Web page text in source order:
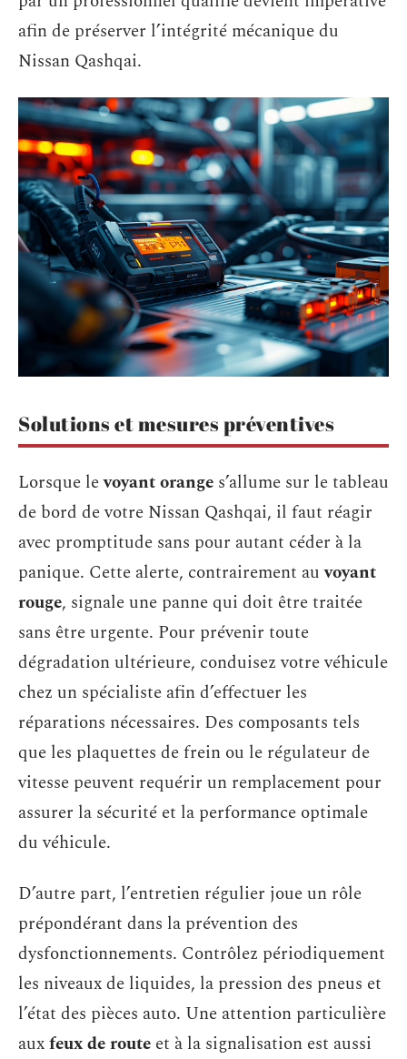
afin de préserver l’intégrité mécanique du
Nissan Qashqai.
Solutions et mesures préventives
Lorsque levoyant orange s’allume sur le tableau
de bord de votre Nissan Qashqai, il faut réagir
avec promptitude sans pour autant céder à la
panique. Cette alerte, contrairement auvoyant
rouge, signale une panne qui doit être traitée
sans être urgente. Pour prévenir toute
dégradation ultérieure, conduisez votre véhicule
chez un spécialiste afin d’effectuer les
réparations nécessaires. Des composants tels
que les plaquettes de frein ou le régulateur de
vitesse peuvent requérir un remplacement pour
assurer la sécurité et la performance optimale
du véhicule.
D’autre part, l’entretien régulier joue un rôle
prépondérant dans la prévention des
dysfonctionnements. Contrôlez périodiquement
les niveaux de liquides, la pression des pneus et
l’état des pièces auto. Une attention particulière
auxfeux de route et à la signalisation est aussi